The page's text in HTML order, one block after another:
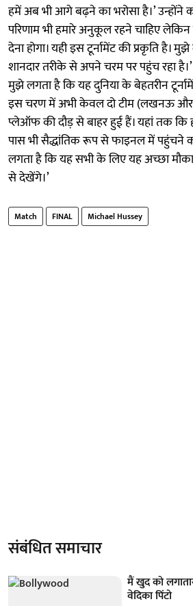
हमें अब भी आगे बढ़ने का भरोसा है।’
परिणाम भी हमारे अनुकूल रहने चाहिए
देना होगा। यही इस टूर्नामेंट की प्रकृति है।
शानदार तरीके से अपने चरम पर पहुंच रहा
मुझे लगता है कि यह दुनिया के बेहतरीन
इस चरण में अभी केवल दो टीम (लखनऊ और
प्लेऑफ की दौड़ से बाहर हुई हैं। यहां तक ​​कि
पास भी सैद्धांतिक रूप से फाइनल में पहुंचने
लगता है कि यह सभी के लिए यह अच्छा
से देखेंगे।’
Match FINAL Michael Hussey
संबंधित समाचार
मैं खुद को
वेदिका पिंटो